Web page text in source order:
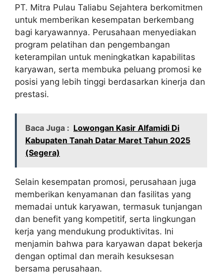
PT. Mitra Pulau Taliabu Sejahtera berkomitmen
untuk memberikan kesempatan berkembang
bagi karyawannya. Perusahaan menyediakan
program pelatihan dan pengembangan
keterampilan untuk meningkatkan kapabilitas
karyawan, serta membuka peluang promosi ke
posisi yang lebih tinggi berdasarkan kinerja dan
prestasi.
Baca Juga : Lowongan Kasir Alfamidi Di
Kabupaten Tanah Datar Maret Tahun 2025
(Segera)
Selain kesempatan promosi, perusahaan juga
memberikan kenyamanan dan fasilitas yang
memadai untuk karyawan, termasuk tunjangan
dan benefit yang kompetitif, serta lingkungan
kerja yang mendukung produktivitas. Ini
menjamin bahwa para karyawan dapat bekerja
dengan optimal dan meraih kesuksesan
bersama perusahaan.